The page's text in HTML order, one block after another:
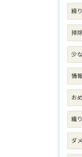
繰
掃
少
情報
お
織
ダメ